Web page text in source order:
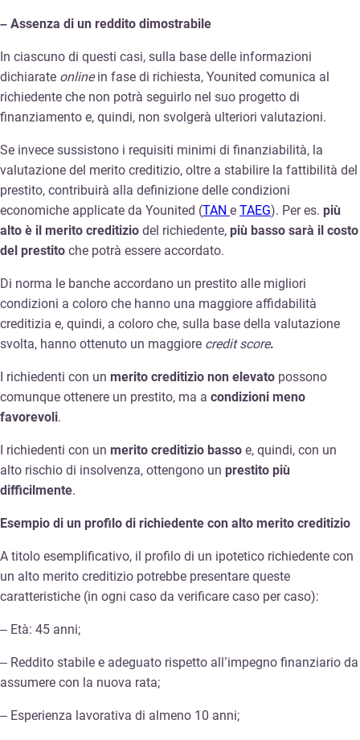
– Assenza di un reddito dimostrabile
In ciascuno di questi casi, sulla base delle informazioni
dichiarate onlinein fase di richiesta, Younited comunica al
richiedente che non potrà seguirlo nel suo progetto di
finanziamento e, quindi, non svolgerà ulteriori valutazioni.
Se invece sussistono i requisiti minimi di finanziabilità, la
valutazione del merito creditizio, oltre a stabilire la fattibilità del
prestito, contribuirà alla definizione delle condizioni
economiche applicate da Younited (TAN e TAEG). Per es. più
alto è il merito creditizio del richiedente, più basso sarà il costo
del prestito che potrà essere accordato.
Di norma le banche accordano un prestito alle migliori
condizioni a coloro che hanno una maggiore affidabilità
creditizia e, quindi, a coloro che, sulla base della valutazione
svolta, hanno ottenuto un maggiore credit score.
I richiedenti con un merito creditizio non elevato possono
comunque ottenere un prestito, ma a condizioni meno
favorevoli.
I richiedenti con un merito creditizio basso e, quindi, con un
alto rischio di insolvenza, ottengono un prestito più
difficilmente.
Esempio di un profilo di richiedente con alto merito creditizio
A titolo esemplificativo, il profilo di un ipotetico richiedente con
un alto merito creditizio potrebbe presentare queste
caratteristiche (in ogni caso da verificare caso per caso):
– Età: 45 anni;
– Reddito stabile e adeguato rispetto all’impegno finanziario da
assumere con la nuova rata;
– Esperienza lavorativa di almeno 10 anni;